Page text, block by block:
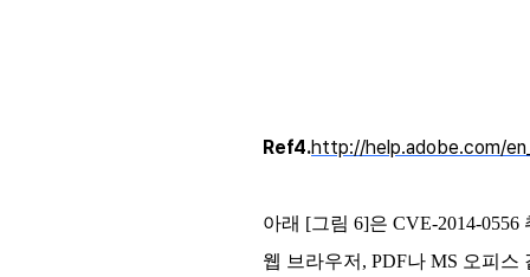
Ref4.http://help.adobe.com/
아래 [그림 6]은 CVE-2014-
웹 브라우저, PDF나 MS 오피